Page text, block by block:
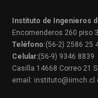
Instituto de Ingenieros
Encomenderos 260 piso
Teléfono:(56-2) 2586 25
Celular:(56-9) 9346 8839
Casilla 14668 Correo 21
email: